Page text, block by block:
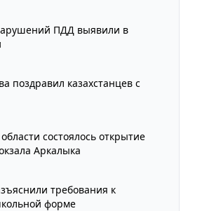
ПДД выявили в
поздравил казахстанцев с
состоялось открытие
Аркалыка
требования к
форме